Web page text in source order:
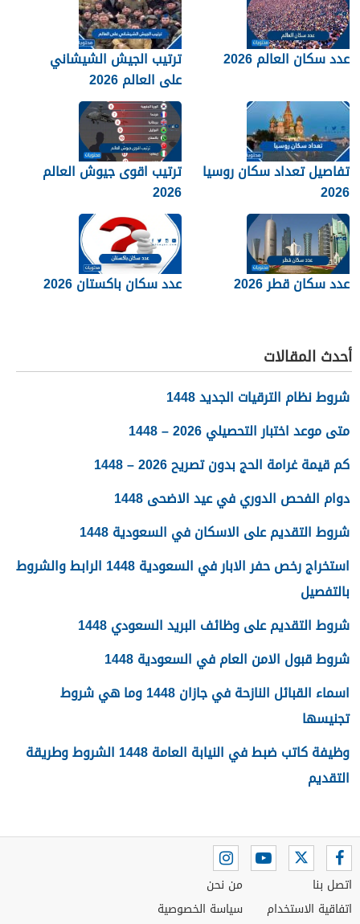
عدد سكان العالم 2026
ترتيب الجيش الشيشاني
على العالم 2026
تفاصيل تعداد سكان روسيا
2026
ترتيب اقوى جيوش العالم
2026
عدد سكان قطر 2026 عدد سكان باكستان 2026
أحدث المقالات
شروط نظام الترقيات الجديد 1448
متى موعد اختبار التحصيلي 2026 – 1448
كم قيمة غرامة الحج بدون تصريح 2026 – 1448
دوام الفحص الدوري في عيد الاضحى 1448
شروط التقديم على الاسكان في السعودية 1448
استخراج رخص حفر الابار في السعودية 1448 الرابط والشروط
بالتفصيل
شروط التقديم على وظائف البريد السعودي 1448
شروط قبول الامن العام في السعودية 1448
اسماء القبائل النازحة في جازان 1448 وما هي شروط
تجنيسها
وظيفة كاتب ضبط في النيابة العامة 1448 الشروط وطريقة
التقديم
اتصل بنا
اتفاقية الاستخدام
من نحن
سياسة الخصوصية